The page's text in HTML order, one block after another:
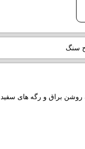
سنگ
روشن براق و رگه های سفید